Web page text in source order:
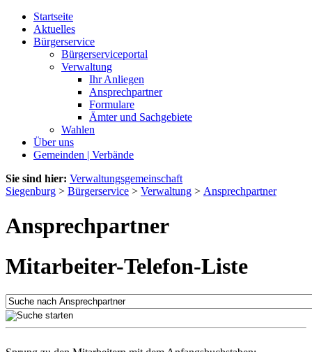
Startseite
Aktuelles
Bürgerservice
Bürgerserviceportal
Verwaltung
Ihr Anliegen
Ansprechpartner
Formulare
Ämter und Sachgebiete
Wahlen
Über uns
Gemeinden | Verbände
Sie sind hier: Verwaltungsgemeinschaft
Siegenburg > Bürgerservice > Verwaltung > Ansprechpartner
Ansprechpartner
Mitarbeiter-Telefon-Liste